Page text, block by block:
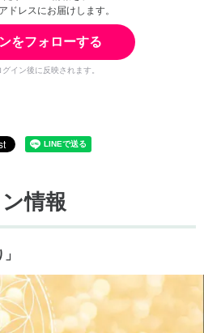
ドレスにお届けします。
をフォローする
イン後に反映されます。
情報